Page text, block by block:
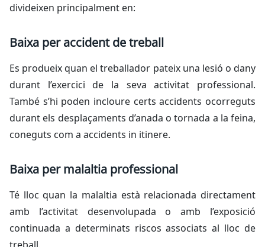
divideixen principalment en:
Baixa per accident de treball
Es produeix quan el treballador pateix una lesió o dany
durant l’exercici de la seva activitat professional.
També s’hi poden incloure certs accidents ocorreguts
durant els desplaçaments d’anada o tornada a la feina,
coneguts com a accidents in itinere.
Baixa per malaltia professional
Té lloc quan la malaltia està relacionada directament
amb l’activitat desenvolupada o amb l’exposició
continuada a determinats riscos associats al lloc de